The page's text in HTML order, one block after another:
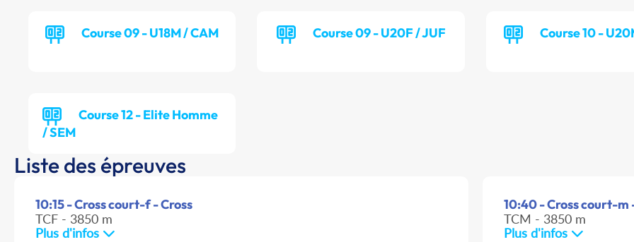
Course 09 - U18M / CAM Course 09 - U20F / JUF Course 10 -
Course 12 - Elite Homme
/ SEM
Liste des épreuves
10:15 - Cross court-f - Cross
TCF - 3850 m
Plus d'infos
10:40 - Cross court-m
TCM - 3850 m
Plus d'infos